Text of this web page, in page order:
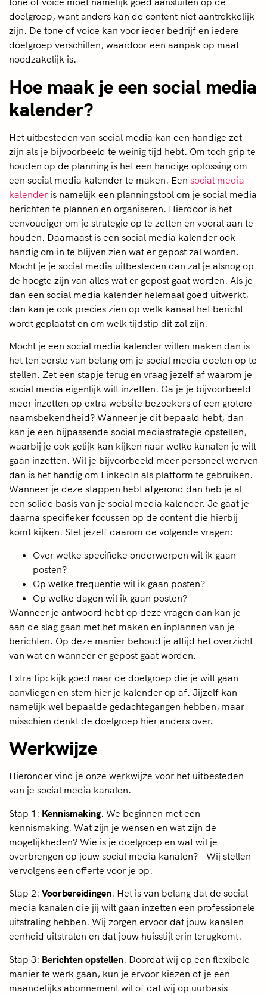
doelgroep, want anders kan de content niet aantrekkelijk
zijn. De tone of voice kan voor ieder bedrijf en iedere
doelgroep verschillen, waardoor een aanpak op maat
noodzakelijk is.
Hoe maak je een social media
kalender?
Het uitbesteden van social media kan een handige zet
zijn als je bijvoorbeeld te weinig tijd hebt. Om toch grip te
houden op de planning is het een handige oplossing om
een social media kalender te maken. Een social media
kalender is namelijk een planningstool om je social media
berichten te plannen en organiseren. Hierdoor is het
eenvoudiger om je strategie op te zetten en vooral aan te
houden. Daarnaast is een social media kalender ook
handig om in te blijven zien wat er gepost zal worden.
Mocht je je social media uitbesteden dan zal je alsnog op
de hoogte zijn van alles wat er gepost gaat worden. Als je
dan een social media kalender helemaal goed uitwerkt,
dan kan je ook precies zien op welk kanaal het bericht
wordt geplaatst en om welk tijdstip dit zal zijn.
Mocht je een social media kalender willen maken dan is
het ten eerste van belang om je social media doelen op te
stellen. Zet een stapje terug en vraag jezelf af waarom je
social media eigenlijk wilt inzetten. Ga je je bijvoorbeeld
meer inzetten op extra website bezoekers of een grotere
naamsbekendheid? Wanneer je dit bepaald hebt, dan
kan je een bijpassende social mediastrategie opstellen,
waarbij je ook gelijk kan kijken naar welke kanalen je wilt
gaan inzetten. Wil je bijvoorbeeld meer personeel werven
dan is het handig om LinkedIn als platform te gebruiken.
Wanneer je deze stappen hebt afgerond dan heb je al
een solide basis van je social media kalender. Je gaat je
daarna specifieker focussen op de content die hierbij
komt kijken. Stel jezelf daarom de volgende vragen:
Over welke specifieke onderwerpen wil ik gaan
posten?
Op welke frequentie wil ik gaan posten?
Op welke dagen wil ik gaan posten?
Wanneer je antwoord hebt op deze vragen dan kan je
aan de slag gaan met het maken en inplannen van je
berichten. Op deze manier behoud je altijd het overzicht
van wat en wanneer er gepost gaat worden.
Extra tip: kijk goed naar de doelgroep die je wilt gaan
aanvliegen en stem hier je kalender op af. Jijzelf kan
namelijk wel bepaalde gedachtegangen hebben, maar
misschien denkt de doelgroep hier anders over.
Werkwijze
Hieronder vind je onze werkwijze voor het uitbesteden
van je social media kanalen.
Stap 1: Kennismaking. We beginnen met een
kennismaking. Wat zijn je wensen en wat zijn de
mogelijkheden? Wie is je doelgroep en wat wil je
overbrengen op jouw social media kanalen? Wij stellen
vervolgens een offerte voor je op.
Stap 2: Voorbereidingen. Het is van belang dat de social
media kanalen die jij wilt gaan inzetten een professionele
uitstraling hebben. Wij zorgen ervoor dat jouw kanalen
eenheid uitstralen en dat jouw huisstijl erin terugkomt.
Stap 3: Berichten opstellen. Doordat wij op een flexibele
manier te werk gaan, kun je ervoor kiezen of je een
maandelijks abonnement wil of dat wij op uurbasis